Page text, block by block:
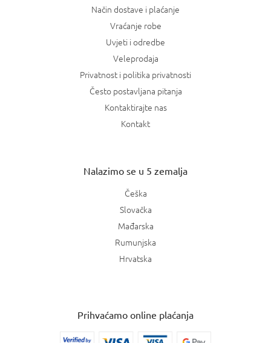
Način dostave i plaćanje
Vraćanje robe
Uvjeti i odredbe
Veleprodaja
Privatnost i politika privatnosti
Često postavljana pitanja
Kontaktirajte nas
Kontakt
Nalazimo se u 5 zemalja
Češka
Slovačka
Mađarska
Rumunjska
Hrvatska
Prihvaćamo online plaćanja